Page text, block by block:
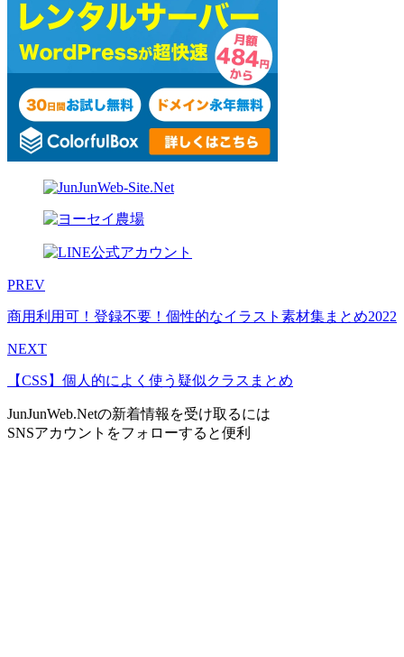
PREV
商用利用可！登録不要！個性的なイラスト素材集まとめ2022
NEXT
【CSS】個人的によく使う疑似クラスまとめ
JunJunWeb.Netの新着情報を受け取るには
SNSアカウントをフォローすると便利